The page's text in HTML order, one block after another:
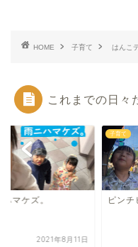
HOME 子育て はんこ
これまでの日々
マケズ。
2021年8月11日
子育て
ピンチ